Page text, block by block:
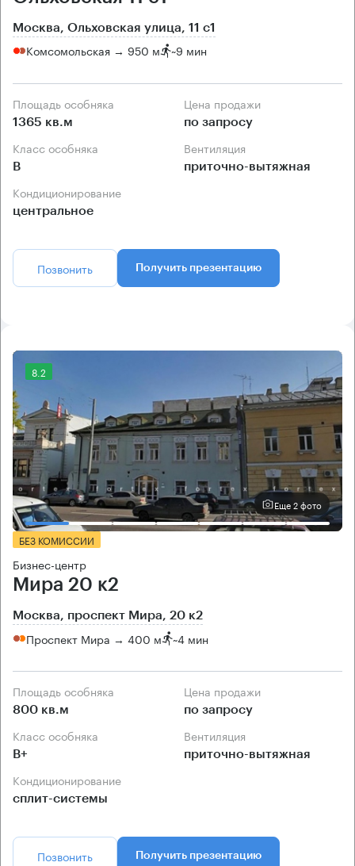
Москва, Ольховская улица, 11 с1
Комсомольская → 950 м ~9 мин
Площадь особняка
1365 кв.м
Цена продажи
по запросу
Класс особняка
B
Вентиляция
приточно-вытяжная
Кондиционирование
центральное
Позвонить Получить презентацию
8.2
Еще 2 фото
БЕЗ КОМИССИИ
Бизнес-центр
Мира 20 к2
Москва, проспект Мира, 20 к2
Проспект Мира → 400 м ~4 мин
Площадь особняка
800 кв.м
Цена продажи
по запросу
Класс особняка
B+
Вентиляция
приточно-вытяжная
Кондиционирование
сплит-системы
Позвонить Получить презентацию